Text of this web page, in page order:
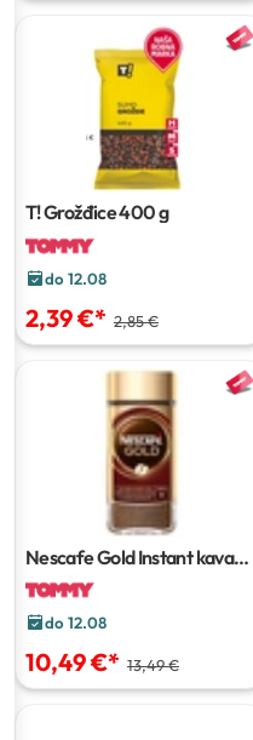
T! Grožđice400 g
do 12.08
2,39 €* 2,85 €
Nescafe Gold Instant kava
190 g
do 12.08
10,49 €* 13,49 €